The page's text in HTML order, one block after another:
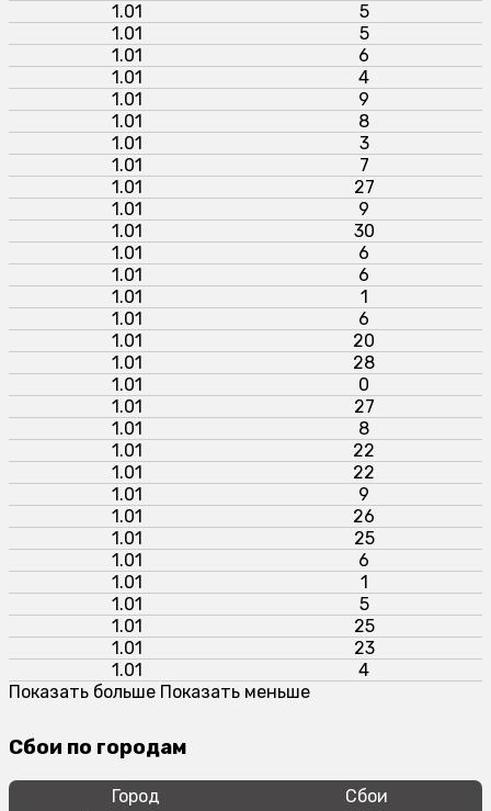
1.01
5
1.01
5
1.01
6
1.01
4
1.01
9
1.01
8
1.01
3
1.01
7
1.01
27
1.01
9
1.01
30
1.01
6
1.01
6
1.01
1
1.01
6
1.01
20
1.01
28
1.01
0
1.01
27
1.01
8
1.01
22
1.01
22
1.01
9
1.01
26
1.01
25
1.01
6
1.01
1
1.01
5
1.01
25
1.01
23
1.01
4
Показать больше Показать меньше
Сбои по городам
Город
Сбои